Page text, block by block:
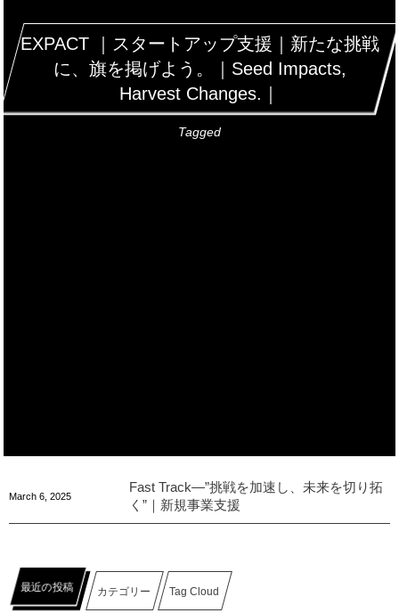
EXPACT ｜スタートアップ支援｜新たな挑戦
に、旗を掲げよう。｜Seed Impacts,
Harvest Changes.｜
Tagged
March 6 2025
Fast Track―”挑戦を加速し、未来を切り拓
く”｜新規事業支援
最近の投稿 カテゴリー Tag Cloud